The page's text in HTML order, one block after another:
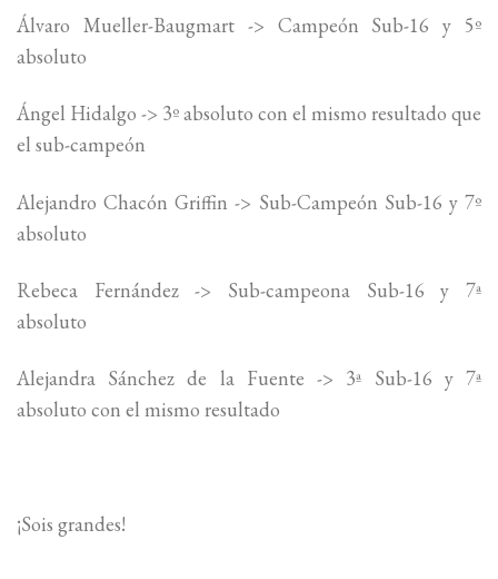
Álvaro Mueller-Baugmart -> Campeón Sub-16 y 5º
absoluto
Ángel Hidalgo -> 3º absoluto con el mismo resultado que
el sub-campeón
Alejandro Chacón Griffin -> Sub-Campeón Sub-16 y 7º
absoluto
Rebeca Fernández -> Sub-campeona Sub-16 y 7ª
absoluto
Alejandra Sánchez de la Fuente -> 3ª Sub-16 y 7ª
absoluto con el mismo resultado
¡Sois grandes!